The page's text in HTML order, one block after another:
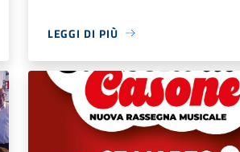
LEGGI DI PIÙ